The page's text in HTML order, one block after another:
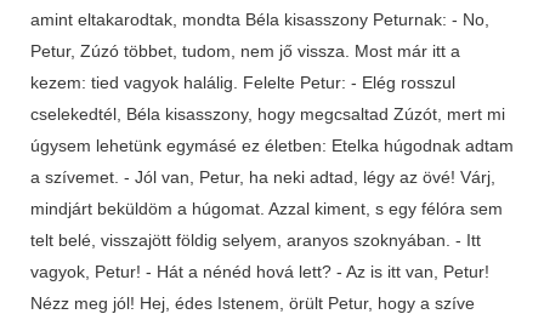
amint eltakarodtak, mondta Béla kisasszony Peturnak: - No,
Petur, Zúzó többet, tudom, nem jő vissza. Most már itt a
kezem: tied vagyok halálig. Felelte Petur: - Elég rosszul
cselekedtél, Béla kisasszony, hogy megcsaltad Zúzót, mert mi
úgysem lehetünk egymásé ez életben: Etelka húgodnak adtam
a szívemet. - Jól van, Petur, ha neki adtad, légy az övé! Várj,
mindjárt beküldöm a húgomat. Azzal kiment, s egy félóra sem
telt belé, visszajött földig selyem, aranyos szoknyában. - Itt
vagyok, Petur! - Hát a nénéd hová lett? - Az is itt van, Petur!
Nézz meg jól! Hej, édes Istenem, örült Petur, hogy a szíve